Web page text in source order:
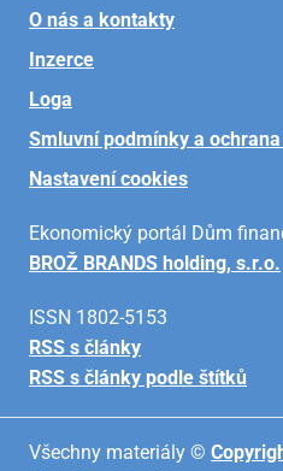
O nás a kontakty
Inzerce
Loga
Smluvní podmínky a
Nastavení cookies
Ekonomický portál Dům
BROŽ BRANDS holding, s.r.o.
ISSN 1802-5153
RSS s články
RSS s články podle štítků
Všechny materiály ©